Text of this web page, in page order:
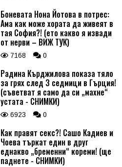
Боневата Нона Йотова в потрес:
Ама как може хората да живеят в
тая София?! (ето какво я извади
от нерви – ВИЖ ТУК)
7168 0
Радина Кърджилова показа тяло
за грях след 3 седмици в Гърция!
(съветват я само да си „махне“
устата - СНИМКИ)
6923 0
Как правят секс?! Сашо Кадиев и
Чоева търкат един в друг
еднакво „бременни“ кореми! (ще
паднете - СНИМКИ)